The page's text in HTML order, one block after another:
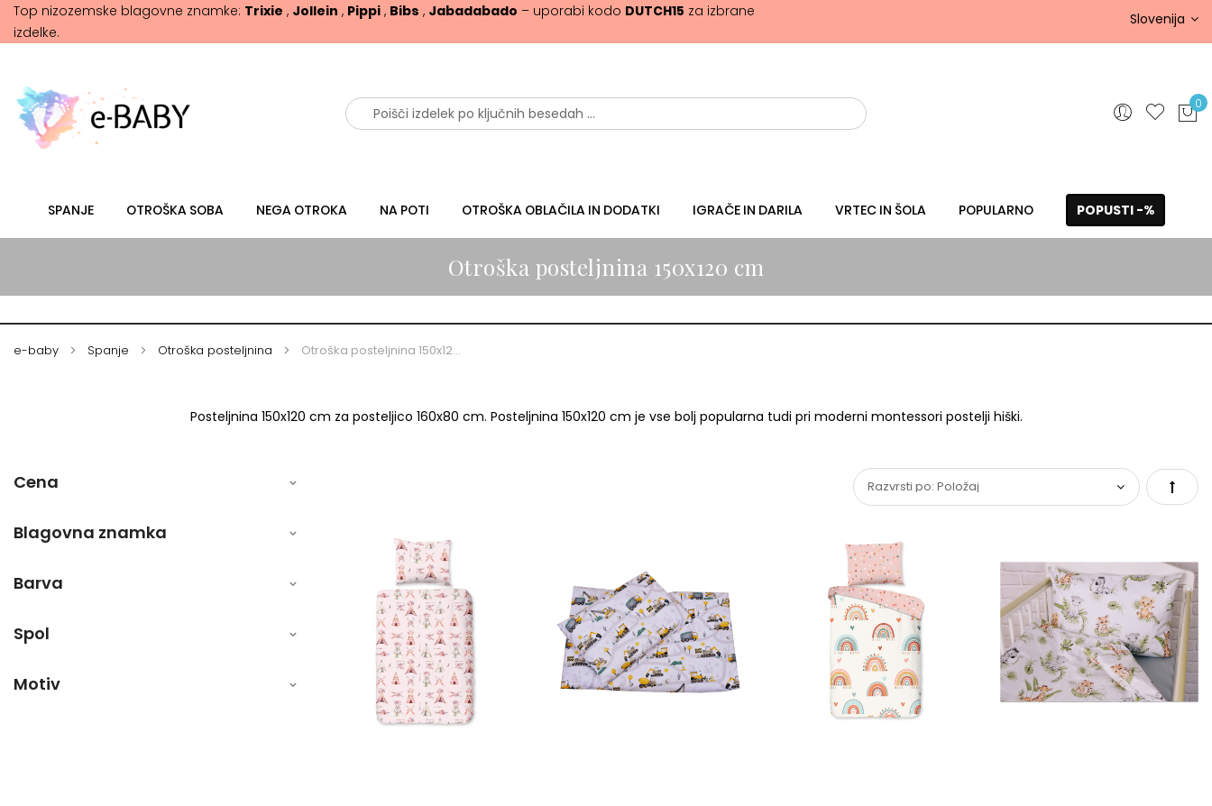
Top nizozemske blagovne znamke: Trixie , Jollein , Pippi , Bibs , Jabadabado – uporabi kodo DUTCH15 za izbrane
izdelke.
Slovenija
Išči
0
SPANJE OTROŠKA SOBA NEGA OTROKA NA POTI OTROŠKA OBLAČILA IN DODATKI IGRAČE IN DARILA VRTEC IN ŠOLA POPULARNO POPUSTI -%
Otroška posteljnina 150x120 cm
e-baby Spanje Otroška posteljnina Otroška posteljnina 150x120 cm
Posteljnina 150x120 cm za posteljico 160x80 cm. Posteljnina 150x120 cm je vse bolj popularna tudi pri moderni montessori postelji hiški.
Set
Cena
Blagovna znamka
Barva
Spol
Motiv